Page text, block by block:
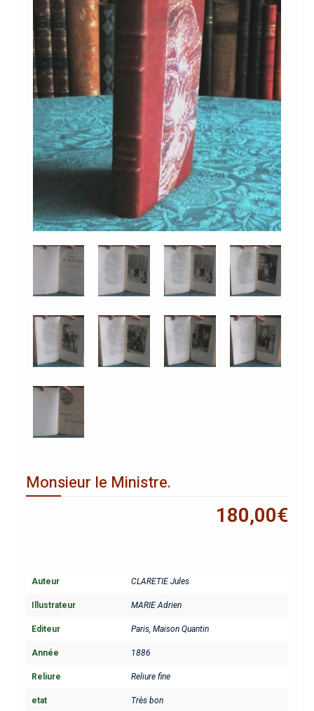
Monsieur le Ministre.
180,00€
Auteur CLARETIE Jules
Illustrateur MARIE Adrien
Editeur Paris, Maison Quantin
Année 1886
Reliure Reliure fine
etat Très bon